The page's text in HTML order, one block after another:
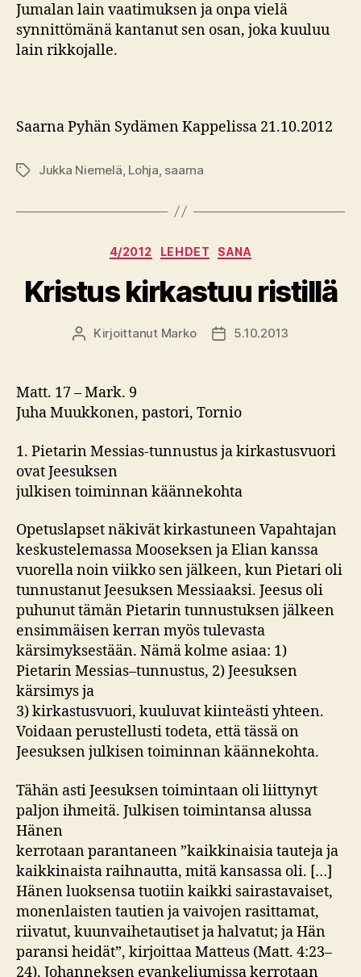
Jumalan lain vaatimuksen ja onpa vielä
synnittömänä kantanut sen osan, joka kuuluu
lain rikkojalle.
Saarna Pyhän Sydämen Kappelissa 21.10.2012
Avainsanat
Jukka Niemelä Lohja saarna
Kategoriat
4/2012 LEHDET SANA
Kristus kirkastuu ristillä
Kirjoittaja
Kirjoittanut Marko Julkaisupäivämäärä
5.10.2013
Matt. 17 – Mark. 9
Juha Muukkonen, pastori, Tornio
1. Pietarin Messias-tunnustus ja kirkastusvuori
ovat Jeesuksen
julkisen toiminnan käännekohta
Opetuslapset näkivät kirkastuneen Vapahtajan
keskustelemassa Mooseksen ja Elian kanssa
vuorella noin viikko sen jälkeen, kun Pietari oli
tunnustanut Jeesuksen Messiaaksi. Jeesus oli
puhunut tämän Pietarin tunnustuksen jälkeen
ensimmäisen kerran myös tulevasta
kärsimyksestään. Nämä kolme asiaa: 1)
Pietarin Messias–tunnustus, 2) Jeesuksen
kärsimys ja
3) kirkastusvuori, kuuluvat kiinteästi yhteen.
Voidaan perustellusti todeta, että tässä on
Jeesuksen julkisen toiminnan käännekohta.
Tähän asti Jeesuksen toimintaan oli liittynyt
paljon ihmeitä. Julkisen toimintansa alussa
Hänen
kerrotaan parantaneen ”kaikkinaisia tauteja ja
kaikkinaista raihnautta, mitä kansassa oli. […]
Hänen luoksensa tuotiin kaikki sairastavaiset,
monenlaisten tautien ja vaivojen rasittamat,
riivatut, kuunvaihetautiset ja halvatut; ja Hän
paransi heidät”, kirjoittaa Matteus (Matt. 4:23–
24). Johanneksen evankeliumissa kerrotaan